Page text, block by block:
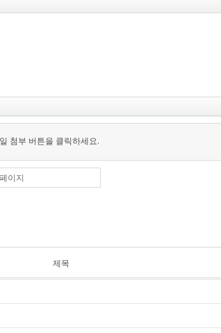
첨부 버튼을 클릭하세요.
이지
제목